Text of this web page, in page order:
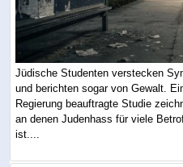
Jüdische Studenten verstecken
und berichten sogar von Gewalt.
Regierung beauftragte Studie
an denen Judenhass für viele
ist....